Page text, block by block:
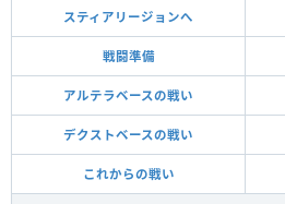
スティアリージョンへ
戦闘準備
アルテラベースの戦い
デクストベースの戦い
これからの戦い